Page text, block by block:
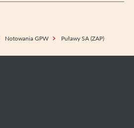
Notowania GPW Puławy SA (ZAP)